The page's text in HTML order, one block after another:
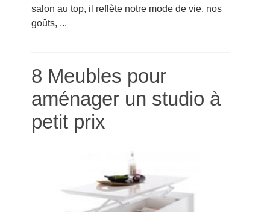
salon au top, il reflète notre mode de vie, nos
goûts, ...
8 Meubles pour
aménager un studio à
petit prix